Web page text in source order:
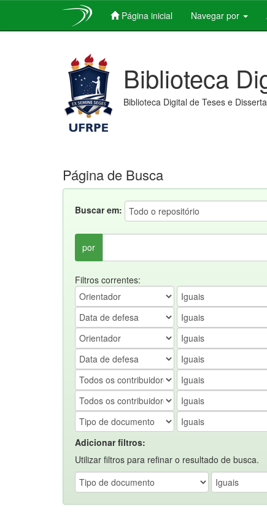
Página inicial Navegar por
Biblioteca
Biblioteca Digital de Teses e
Página de Busca
Buscar em:
por
Filtros correntes:
Adicionar filtros:
Utilizar filtros para refinar o resultado de busca.